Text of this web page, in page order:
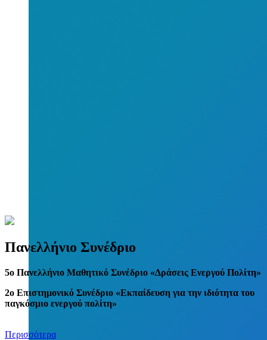
Πανελλήνιο Συνέδριο
5o Πανελλήνιο Μαθητικό Συνέδριο «Δράσεις Ενεργού Πολίτη»
2ο Επιστημονικό Συνέδριο «Εκπαίδευση για την ιδιότητα του
παγκόσμιο ενεργού πολίτη»
Περισσότερα